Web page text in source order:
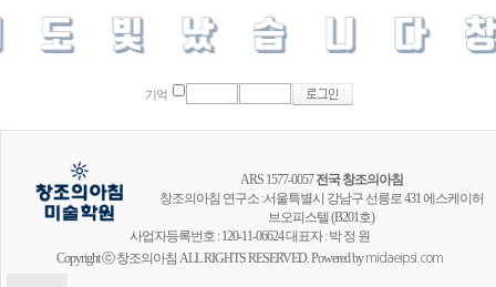
기억
ARS 1577-0057전국 창조의아침
창조의아침 연구소 :서울특별시 강남구 선릉로 431 에스케이허
브오피스텔 (B201호)
사업자등록번호 : 120-11-06624 대표자 : 박 정 원
Copyright ⓒ 창조의아침 ALL RIGHTS RESERVED. Powered bymidaeipsi.com